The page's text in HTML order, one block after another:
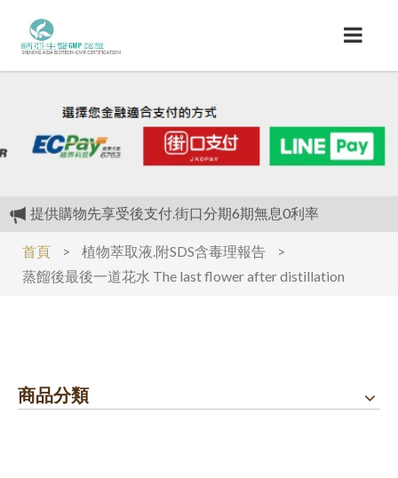
提供購物先享受後支付.街口分期6期無息0利率
植物萃取液.附SDS含毒理報告
植物萃取液.附SDS含毒理報告
我們最大的優惠是.(全面不漲價)對抗通膨
首頁 > 植物萃取液.附SDS含毒理報告
>
蒸餾後最後一道花水 The last flower after distillation
商品分類